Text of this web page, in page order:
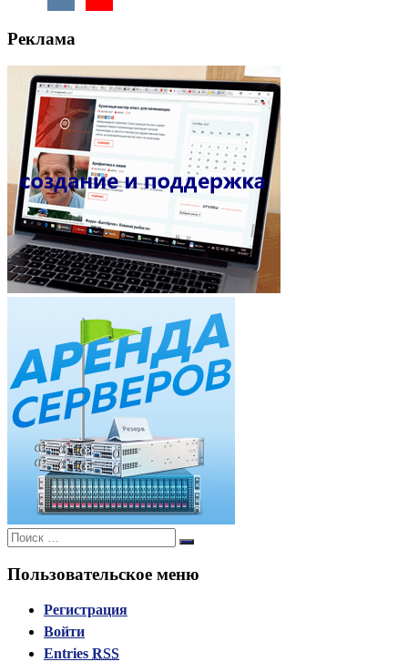
Реклама
Поиск:
Поиск
Пользовательское меню
Регистрация
Войти
Entries RSS